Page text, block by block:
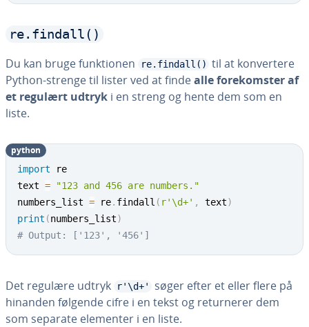
re.findall()
Du kan bruge funk­tio­nen re.findall() til at kon­ver­te­re
Python-strenge til lister ved at findealle fo­re­kom­ster af
et regulært udtryk i en streng og hente dem som en
liste.
import re
text =
"123 and 456 are numbers."
numbers_list = re. findall ( r'\d+' , text)
print (numbers_list)
# Output: ['123', '456']
python
Det regulære udtryk r'\d+'
søger efter et eller flere på
hinanden følgende cifre i en tekst og re­tur­ne­rer dem
som separate elementer i en liste.